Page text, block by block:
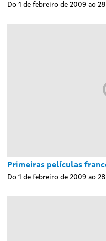
Do 1 de febreiro de 2009 ao
Primeiras películas
Do 1 de febreiro de 2009 ao